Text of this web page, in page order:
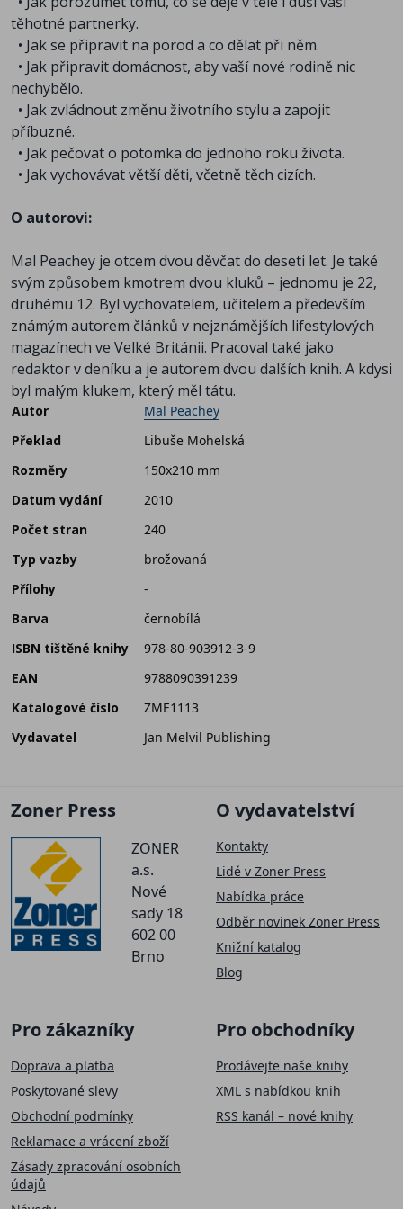
těhotné partnerky.
• Jak se připravit na porod a co dělat při něm.
• Jak připravit domácnost, aby vaší nové rodině nic
nechybělo.
• Jak zvládnout změnu životního stylu a zapojit
příbuzné.
• Jak pečovat o potomka do jednoho roku života.
• Jak vychovávat větší děti, včetně těch cizích.
O autorovi:
Mal Peachey je otcem dvou děvčat do deseti let. Je také
svým způsobem kmotrem dvou kluků – jednomu je 22,
druhému 12. Byl vychovatelem, učitelem a především
známým autorem článků v nejznámějších lifestylových
magazínech ve Velké Británii. Pracoval také jako
redaktor v deníku a je autorem dvou dalších knih. A kdysi
byl malým klukem, který měl tátu.
Autor
Mal Peachey
Překlad
Libuše Mohelská
Rozměry
150x210 mm
Datum vydání
2010
Počet stran
240
Typ vazby
brožovaná
Přílohy
-
Barva
černobílá
ISBN tištěné knihy
978-80-903912-3-9
EAN
9788090391239
Katalogové číslo
ZME1113
Vydavatel
Jan Melvil Publishing
Zoner Press
ZONER
a.s.
Nové
sady 18
602 00
Brno
O vydavatelství
Kontakty
Lidé v Zoner Press
Nabídka práce
Odběr novinek Zoner Press
Knižní katalog
Blog
Pro zákazníky
Doprava a platba
Poskytované slevy
Obchodní podmínky
Reklamace a vrácení zboží
Zásady zpracování osobních
údajů
Pro obchodníky
Prodávejte naše knihy
XML s nabídkou knih
RSS kanál – nové knihy